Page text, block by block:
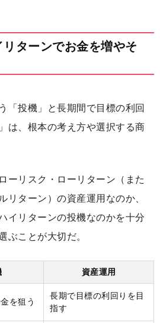
ターンでお金を増やそ
「投機」と長期間で目標の利回
は、根本の考え方や選択する商
ーリスク・ローリターン（また
リターン）の資産運用なのか、
イリターンの投機なのかを十分
ぶことが大切だ。
資産運用
を狙う
長期で目標の利回りを目
指す